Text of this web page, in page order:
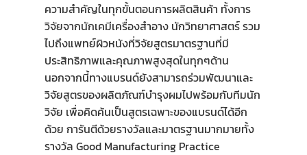
ความสำคัญในทุกขั้นตอนการผลิตสินค้า ทั้งการ
วิจัยจากนักเคมีเครื่องสำอาง นักวิทยาศาสตร์ รวม
ไปถึงแพทย์ผิวหนังที่วิจัยสูตรมาตรฐานที่มี
ประสิทธิภาพและคุณภาพสูงสุดในทุกๆด้าน
นอกจากนี้ทางแบรนด์ยังสามารถร่วมพัฒนาและ
วิจัยสูตรของผลิตภัณฑ์บำรุงผมไปพร้อมกับทีมนัก
วิจัย เพื่อคิดค้นเป็นสูตรเฉพาะของแบรนด์ได้อีก
ด้วย การันตีด้วยรางวัลและมาตรฐานมากมายทั้ง
รางวัล Good Manufacturing Practice